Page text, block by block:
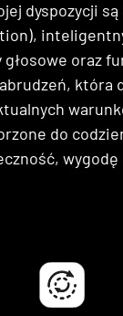
dyspozycji
oraz
która
do